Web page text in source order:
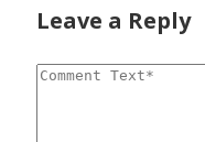
Leave a Reply